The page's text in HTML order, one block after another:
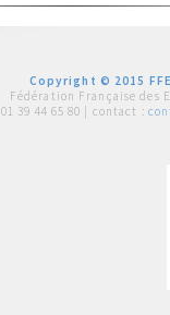
Copyright © 2015
Fédération Française des
01 39 44 65 80 | contact :